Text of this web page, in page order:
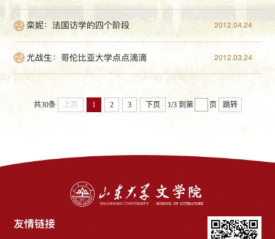
栾妮：法国访学的四个阶段 2012.04.24
尤战生：哥伦比亚大学点点滴滴 2012.03.24
共30条 上页 1 2 3 下页 1/3 到第 页 跳转
友情链接